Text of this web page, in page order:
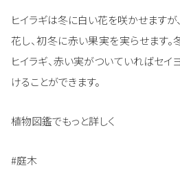
ヒイラギは冬に白い花を咲かせますが
花し、初冬に赤い果実を実らせます
ヒイラギ、赤い実がついていればセイ
けることができます。
植物図鑑でもっと詳しく
#庭木